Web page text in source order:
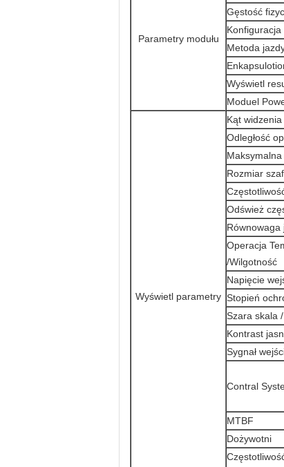
Parametry modułu
Gęstość
Konfiguracja
Metoda
Wyświetl
Moduel
Wyświetl parametry
Kąt widzenia
Odległość
Rozmiar
Odśwież
Równowaga
Operacja
/Wilgotność
Napięcie
Stopień
Szara skala
Kontrast
Sygnał
Contral
MTBF
Dożywotni